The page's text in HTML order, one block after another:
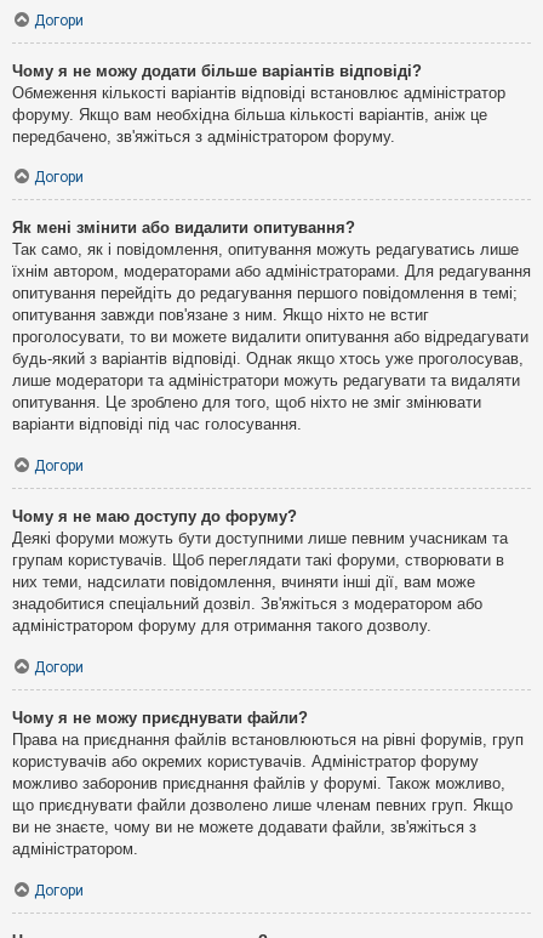
Догори
Чому я не можу додати більше варіантів відповіді?
Обмеження кількості варіантів відповіді встановлює адміністратор
форуму. Якщо вам необхідна більша кількості варіантів, аніж це
передбачено, зв'яжіться з адміністратором форуму.
Догори
Як мені змінити або видалити опитування?
Так само, як і повідомлення, опитування можуть редагуватись лише
їхнім автором, модераторами або адміністраторами. Для редагування
опитування перейдіть до редагування першого повідомлення в темі;
опитування завжди пов'язане з ним. Якщо ніхто не встиг
проголосувати, то ви можете видалити опитування або відредагувати
будь-який з варіантів відповіді. Однак якщо хтось уже проголосував,
лише модератори та адміністратори можуть редагувати та видаляти
опитування. Це зроблено для того, щоб ніхто не зміг змінювати
варіанти відповіді під час голосування.
Догори
Чому я не маю доступу до форуму?
Деякі форуми можуть бути доступними лише певним учасникам та
групам користувачів. Щоб переглядати такі форуми, створювати в
них теми, надсилати повідомлення, вчиняти інші дії, вам може
знадобитися спеціальний дозвіл. Зв'яжіться з модератором або
адміністратором форуму для отримання такого дозволу.
Догори
Чому я не можу приєднувати файли?
Права на приєднання файлів встановлюються на рівні форумів, груп
користувачів або окремих користувачів. Адміністратор форуму
можливо заборонив приєднання файлів у форумі. Також можливо,
що приєднувати файли дозволено лише членам певних груп. Якщо
ви не знаєте, чому ви не можете додавати файли, зв'яжіться з
адміністратором.
Догори